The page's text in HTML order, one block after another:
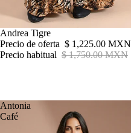
Oferta
Andrea Tigre
Precio de oferta $ 1,225.00 MXN
Precio habitual $ 1,750.00 MXN
Antonia
Café